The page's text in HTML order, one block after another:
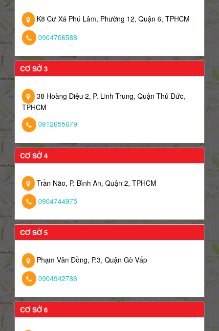
K8 Cư Xá Phú Lâm, Phường 12, Quận 6, TPHCM
0904706588
CƠ SỞ 3
38 Hoàng Diệu 2, P. Linh Trung, Quận Thủ Đức,
TPHCM
0912655679
CƠ SỞ 4
Trần Não, P. Bình An, Quận 2, TPHCM
0904744975
CƠ SỞ 5
Phạm Văn Đồng, P.3, Quận Gò Vấp
0904942786
CƠ SỞ 6